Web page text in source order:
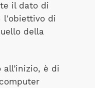
il dato di
l'obiettivo di
della
è di